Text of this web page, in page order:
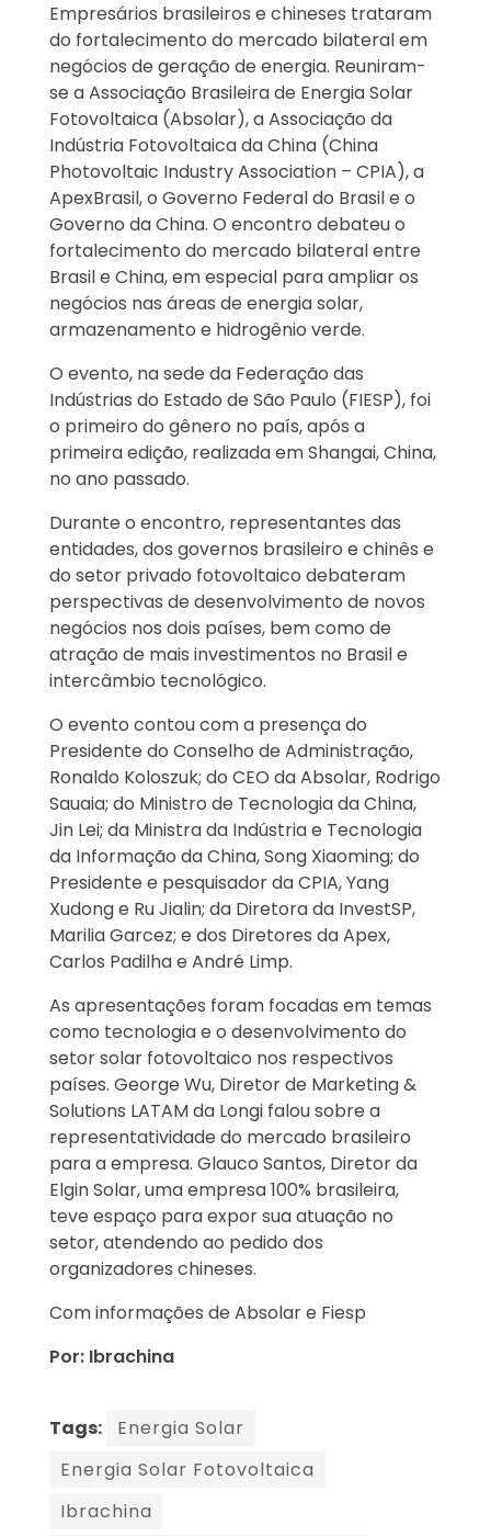
Empresários brasileiros e chineses trataram
do fortalecimento do mercado bilateral em
negócios de geração de energia. Reuniram-
se a Associação Brasileira de Energia Solar
Fotovoltaica (Absolar), a Associação da
Indústria Fotovoltaica da China (China
Photovoltaic Industry Association – CPIA), a
ApexBrasil, o Governo Federal do Brasil e o
Governo da China. O encontro debateu o
fortalecimento do mercado bilateral entre
Brasil e China, em especial para ampliar os
negócios nas áreas de energia solar,
armazenamento e hidrogênio verde.
O evento, na sede da Federação das
Indústrias do Estado de São Paulo (FIESP), foi
o primeiro do gênero no país, após a
primeira edição, realizada em Shangai, China,
no ano passado.
Durante o encontro, representantes das
entidades, dos governos brasileiro e chinês e
do setor privado fotovoltaico debateram
perspectivas de desenvolvimento de novos
negócios nos dois países, bem como de
atração de mais investimentos no Brasil e
intercâmbio tecnológico.
O evento contou com a presença do
Presidente do Conselho de Administração,
Ronaldo Koloszuk; do CEO da Absolar, Rodrigo
Sauaia; do Ministro de Tecnologia da China,
Jin Lei; da Ministra da Indústria e Tecnologia
da Informação da China, Song Xiaoming; do
Presidente e pesquisador da CPIA, Yang
Xudong e Ru Jialin; da Diretora da InvestSP,
Marilia Garcez; e dos Diretores da Apex,
Carlos Padilha e André Limp.
As apresentações foram focadas em temas
como tecnologia e o desenvolvimento do
setor solar fotovoltaico nos respectivos
países. George Wu, Diretor de Marketing &
Solutions LATAM da Longi falou sobre a
representatividade do mercado brasileiro
para a empresa. Glauco Santos, Diretor da
Elgin Solar, uma empresa 100% brasileira,
teve espaço para expor sua atuação no
setor, atendendo ao pedido dos
organizadores chineses.
Com informações de Absolar e Fiesp
Por: Ibrachina
Tags:
Energia Solar
Energia Solar Fotovoltaica
Ibrachina